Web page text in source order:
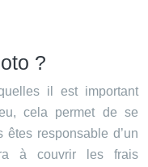
?
il est important
cela permet de se
êtes responsable d’un
à couvrir les frais